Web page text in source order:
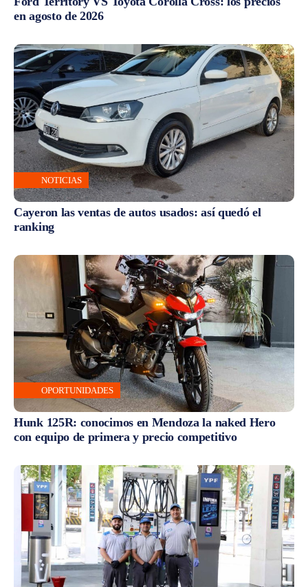
en agosto de 2026
NOTICIAS
Cayeron las ventas de autos usados: así quedó el
ranking
OPORTUNIDADES
Hunk 125R: conocimos en Mendoza la naked Hero
con equipo de primera y precio competitivo